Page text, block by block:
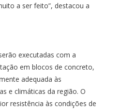
a ser feito”, destacou a
executadas com a
em blocos de concreto,
adequada às
e climáticas da região. O
resistência às condições de